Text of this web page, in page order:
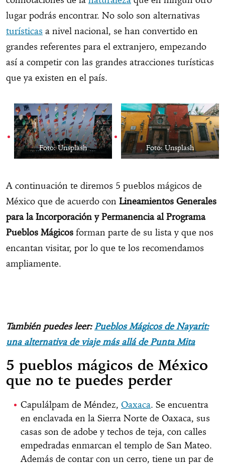
lugar podrás encontrar. No solo son alternativas
turísticas a nivel nacional, se han convertido en
grandes referentes para el extranjero, empezando
así a competir con las grandes atracciones turísticas
que ya existen en el país.
Foto: Unsplash Foto: Unsplash
A continuación te diremos 5 pueblos mágicos de
México que de acuerdo con Lineamientos Generales
para la Incorporación y Permanencia al Programa
Pueblos Mágicos forman parte de su lista y que nos
encantan visitar, por lo que te los recomendamos
ampliamente.
También puedes leer: Pueblos Mágicos de Nayarit:
una alternativa de viaje más allá de Punta Mita
5 pueblos mágicos de México
que no te puedes perder
Capulálpam de Méndez, Oaxaca. Se encuentra
en enclavada en la Sierra Norte de Oaxaca, sus
casas son de adobe y techos de teja, con calles
empedradas enmarcan el templo de San Mateo.
Además de contar con un cerro, tiene un par de